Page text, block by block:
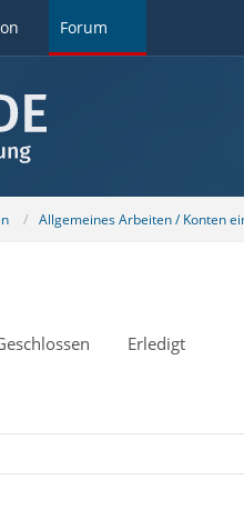
Forum
Allgemeines Arbeiten / Konten
Erledigt